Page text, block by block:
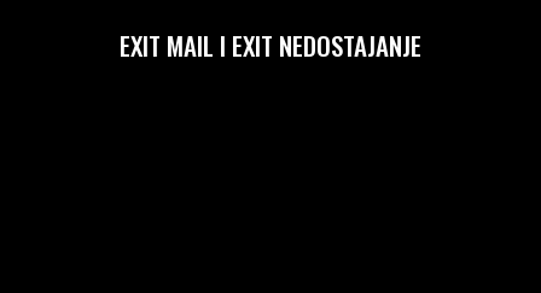
EXIT MAIL I EXIT NEDOSTAJANJE